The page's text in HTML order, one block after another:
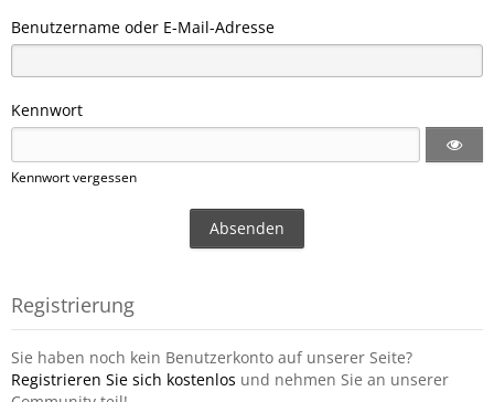
Benutzername oder E-Mail-Adresse
Kennwort
Kennwort vergessen
Registrierung
Sie haben noch kein Benutzerkonto auf unserer Seite?
Registrieren Sie sich kostenlos und nehmen Sie an unserer